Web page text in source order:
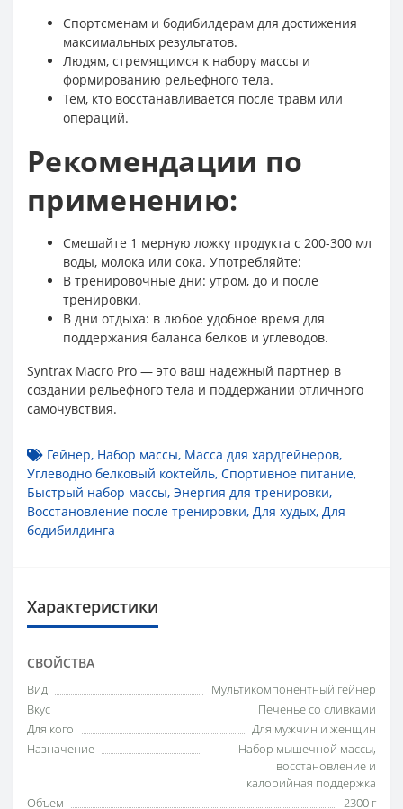
Спортсменам и бодибилдерам для достижения
максимальных результатов.
Людям, стремящимся к набору массы и
формированию рельефного тела.
Тем, кто восстанавливается после травм или
операций.
Рекомендации по
применению:
Смешайте 1 мерную ложку продукта с 200-300 мл
воды, молока или сока. Употребляйте:
В тренировочные дни: утром, до и после
тренировки.
В дни отдыха: в любое удобное время для
поддержания баланса белков и углеводов.
Syntrax Macro Pro — это ваш надежный партнер в
создании рельефного тела и поддержании отличного
самочувствия.
Гейнер, Набор массы, Масса для хардгейнеров,
Углеводно белковый коктейль, Спортивное питание,
Быстрый набор массы, Энергия для тренировки,
Восстановление после тренировки, Для худых, Для
бодибилдинга
Характеристики
СВОЙСТВА
Вид
Мультикомпонентный гейнер
Вкус
Печенье со сливками
Для кого
Для мужчин и женщин
Назначение
Набор мышечной массы,
восстановление и
калорийная поддержка
Объем
2300 г